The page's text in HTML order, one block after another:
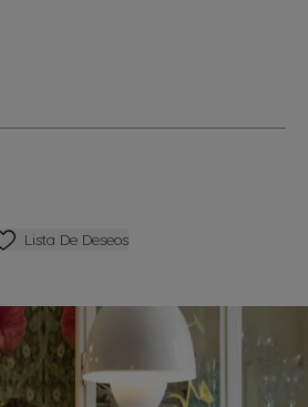
Lista De Deseos
Lista De Deseos